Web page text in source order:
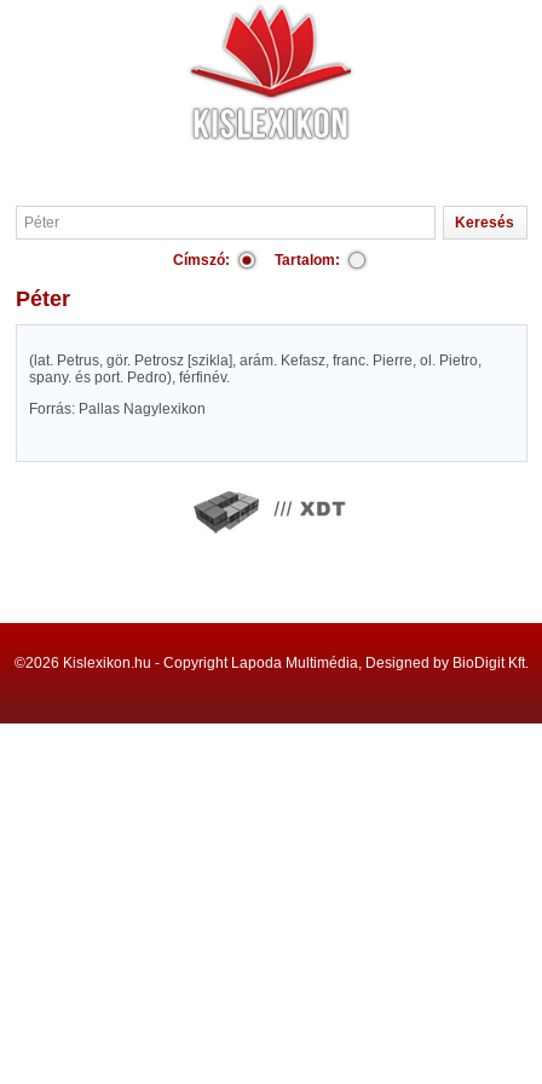
Címszó: Tartalom:
Péter
(lat. Petrus, gör. Petrosz [szikla], arám. Kefasz, franc. Pierre, ol. Pietro,
spany. és port. Pedro), férfinév.
Forrás: Pallas Nagylexikon
©2026 Kislexikon.hu - Copyright Lapoda Multimédia, Designed by BioDigit Kft.